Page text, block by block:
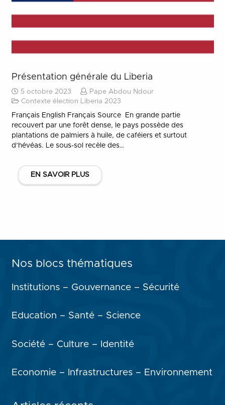
Présentation générale du Liberia
5 octobre 2023
Pape Abdou Ndour
Contexte élection Liberia 2023
Français English Français Source En grande partie
recouvert par une forêt dense, le pays possède des
plantations de palmiers à huile, de caféiers et surtout
d’hévéas. Le sous-sol recèle des…
EN SAVOIR PLUS
Nos blocs thématiques
Institutions – Gouvernance – Sécurité
Education – Santé – Science
Société – Culture – Identité
Economie – Infrastructures – Environnement